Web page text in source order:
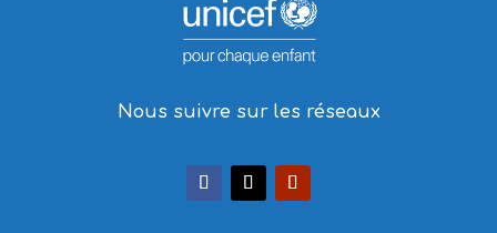
Nous suivre sur les réseaux